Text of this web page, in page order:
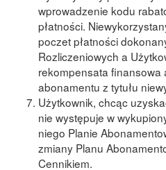
wprowadzenie kodu
płatności.
poczet płatności
Rozliczeniowych a
rekompensata finansowa
abonamentu z tytułu
Użytkownik, chcąc
nie występuje w
niego Planie
zmiany Planu
Cennikiem.